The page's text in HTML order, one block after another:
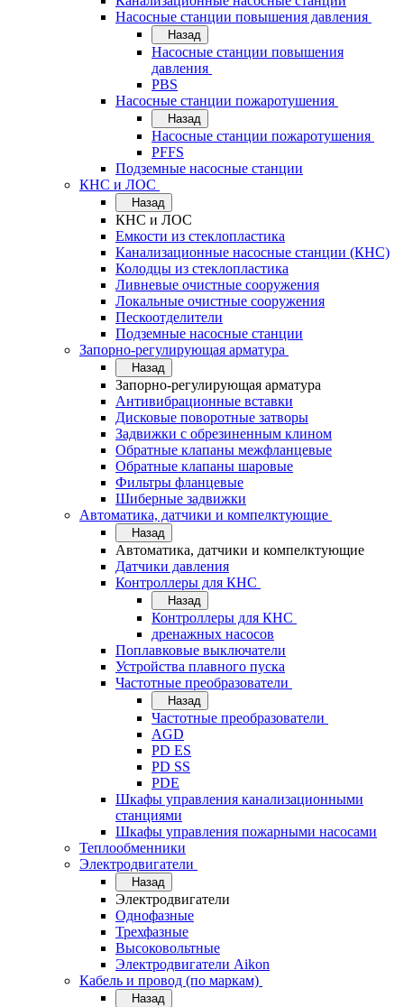
Насосные станции повышения давления
Назад
Насосные станции повышения
давления
PBS
Насосные станции пожаротушения
Назад
Насосные станции пожаротушения
PFFS
Подземные насосные станции
КНС и ЛОС
Назад
КНС и ЛОС
Емкости из стеклопластика
Канализационные насосные станции (КНС)
Колодцы из стеклопластика
Ливневые очистные сооружения
Локальные очистные сооружения
Пескоотделители
Подземные насосные станции
Запорно-регулирующая арматура
Назад
Запорно-регулирующая арматура
Антивибрационные вставки
Дисковые поворотные затворы
Задвижки с обрезиненным клином
Обратные клапаны межфланцевые
Обратные клапаны шаровые
Фильтры фланцевые
Шиберные задвижки
Автоматика, датчики и компелктующие
Назад
Автоматика, датчики и компелктующие
Датчики давления
Контроллеры для КНС
Назад
Контроллеры для КНС
дренажных насосов
Поплавковые выключатели
Устройства плавного пуска
Частотные преобразователи
Назад
Частотные преобразователи
AGD
PD ES
PD SS
PDE
Шкафы управления канализационными
станциями
Шкафы управления пожарными насосами
Теплообменники
Электродвигатели
Назад
Электродвигатели
Однофазные
Трехфазные
Высоковольтные
Электродвигатели Aikon
Кабель и провод (по маркам)
Назад